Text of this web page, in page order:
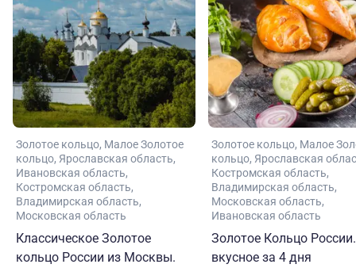
Золотое кольцо Малое Золотое
кольцо Ярославская область
Ивановская область
Костромская область
Владимирская область
Московская область
Классическое Золотое
кольцо России из Москвы.
Золотое кольцо Малое
кольцо Ярославская
Костромская область
Владимирская область
Московская область
Ивановская область
Золотое Кольцо
вкусное за 4 дня